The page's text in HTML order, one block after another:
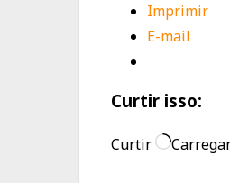
Imprimir
E-mail
Curtir isso:
Curtir